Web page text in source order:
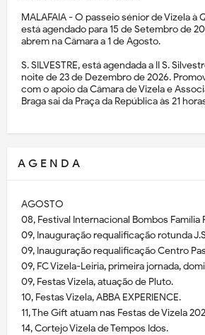
MALAFAIA - O passeio sénior de Vizela à
está agendado para 15 de Setembro de
abrem na Câmara a 1 de Agosto.
S. SILVESTRE, está agendada a II S.
noite de 23 de Dezembro de 2026.
com o apoio da Câmara de Vizela e
Braga sai da Praça da República às 21
A G E N D A
AGOSTO
08, Festival Internacional Bombos Família
09, Inauguração requalificação rotunda
09, Inauguração requalificação Centro
09, FC Vizela-Leiria, primeira jornada,
09, Festas Vizela, atuação de Pluto.
10, Festas Vizela, ABBA EXPERIENCE.
11, The Gift atuam nas Festas de Vizela
14, Cortejo Vizela de Tempos Idos.